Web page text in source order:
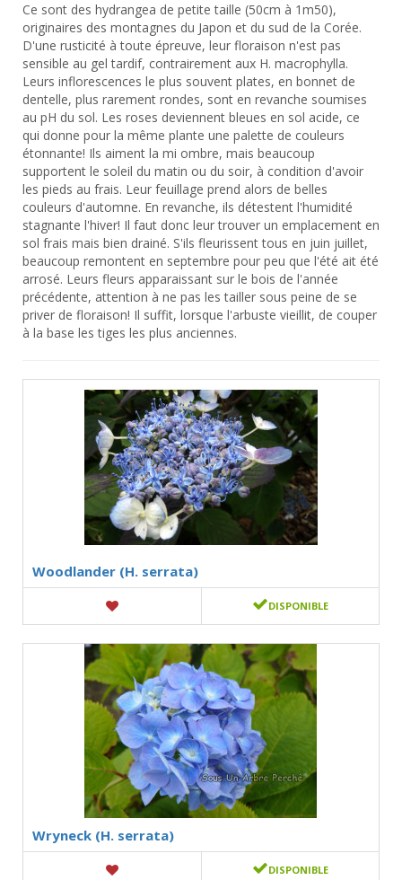
Ce sont des hydrangea de petite taille (50cm à 1m50),
originaires des montagnes du Japon et du sud de la Corée.
D'une rusticité à toute épreuve, leur floraison n'est pas
sensible au gel tardif, contrairement aux H. macrophylla.
Leurs inflorescences le plus souvent plates, en bonnet de
dentelle, plus rarement rondes, sont en revanche soumises
au pH du sol. Les roses deviennent bleues en sol acide, ce
qui donne pour la même plante une palette de couleurs
étonnante! Ils aiment la mi ombre, mais beaucoup
supportent le soleil du matin ou du soir, à condition d'avoir
les pieds au frais. Leur feuillage prend alors de belles
couleurs d'automne. En revanche, ils détestent l'humidité
stagnante l'hiver! Il faut donc leur trouver un emplacement en
sol frais mais bien drainé. S'ils fleurissent tous en juin juillet,
beaucoup remontent en septembre pour peu que l'été ait été
arrosé. Leurs fleurs apparaissant sur le bois de l'année
précédente, attention à ne pas les tailler sous peine de se
priver de floraison! Il suffit, lorsque l'arbuste vieillit, de couper
à la base les tiges les plus anciennes.
Woodlander (H. serrata)
DISPONIBLE
Wryneck (H. serrata)
DISPONIBLE